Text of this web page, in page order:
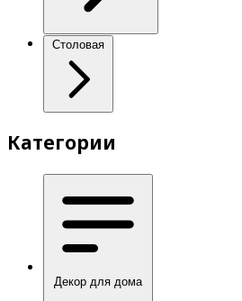
Столовая
Категории
Декор для дома